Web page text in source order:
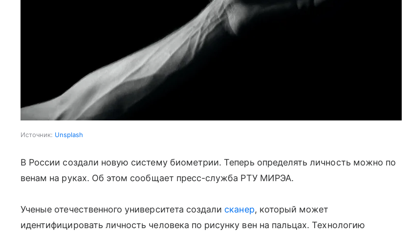
Источник: Unsplash
В России создали новую систему биометрии. Теперь определять личность можно по
венам на руках. Об этом сообщает пресс-служба РТУ МИРЭА.
Ученые отечественного университета создали сканер, который может
идентифицировать личность человека по рисунку вен на пальцах. Технологию